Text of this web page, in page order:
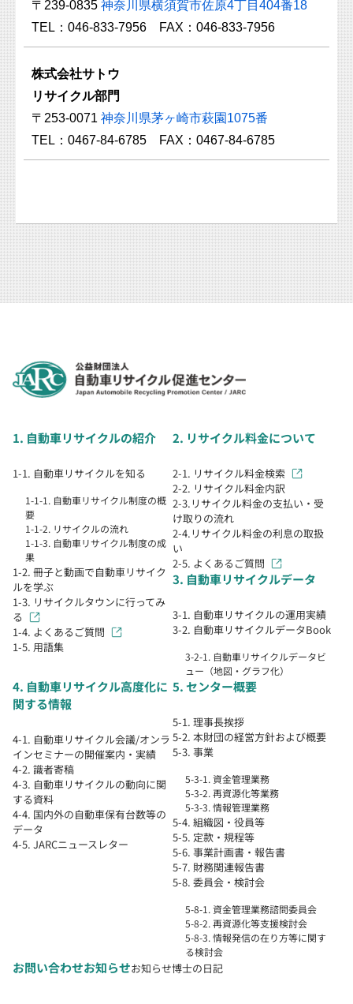
〒239-0835 神奈川県横須賀市佐原4丁目404番18
TEL：046-833-7956 FAX：046-833-7956
株式会社サトウ
リサイクル部門
〒253-0071 神奈川県茅ヶ崎市萩園1075番
TEL：0467-84-6785 FAX：0467-84-6785
1. 自動車リサイクルの紹介
1-1. 自動車リサイクルを知る
1-1-1. 自動車リサイクル制度の概
要
1-1-2. リサイクルの流れ
1-1-3. 自動車リサイクル制度の成
果
1-2. 冊子と動画で自動車リサイク
ルを学ぶ
1-3. リサイクルタウンに行ってみ
る
1-4. よくあるご質問
1-5. 用語集
2. リサイクル料金について
2-1. リサイクル料金検索
2-2. リサイクル料金内訳
2-3.リサイクル料金の支払い・受
け取りの流れ
2-4.リサイクル料金の利息の取扱
い
2-5. よくあるご質問
3. 自動車リサイクルデータ
3-1. 自動車リサイクルの運用実績
3-2. 自動車リサイクルデータBook
3-2-1. 自動車リサイクルデータビ
ュー（地図・グラフ化）
4. 自動車リサイクル高度化に
関する情報
4-1. 自動車リサイクル会議/オンラ
インセミナーの開催案内・実績
4-2. 識者寄稿
4-3. 自動車リサイクルの動向に関
する資料
4-4. 国内外の自動車保有台数等の
データ
4-5. JARCニュースレター
5. センター概要
5-1. 理事長挨拶
5-2. 本財団の経営方針および概要
5-3. 事業
5-3-1. 資金管理業務
5-3-2. 再資源化等業務
5-3-3. 情報管理業務
5-4. 組織図・役員等
5-5. 定款・規程等
5-6. 事業計画書・報告書
5-7. 財務関連報告書
5-8. 委員会・検討会
5-8-1. 資金管理業務諮問委員会
5-8-2. 再資源化等支援検討会
5-8-3. 情報発信の在り方等に関す
る検討会
お問い合わせお知らせお知らせ博士の日記